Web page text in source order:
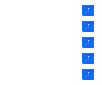
1
1
1
1
1